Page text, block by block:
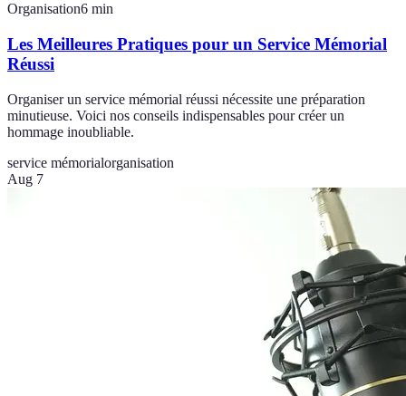
Organisation6 min
Les Meilleures Pratiques pour un Service Mémorial
Réussi
Organiser un service mémorial réussi nécessite une préparation
minutieuse. Voici nos conseils indispensables pour créer un
hommage inoubliable.
service mémorialorganisation
Aug 7